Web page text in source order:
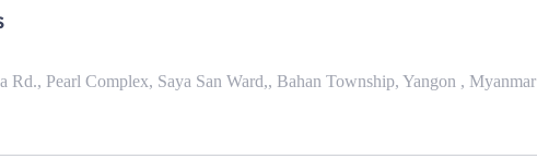
Pearl Complex, Saya San Ward,, Bahan Township, Yangon , Myanmar